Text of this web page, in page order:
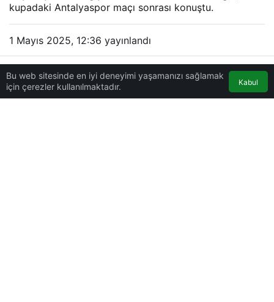
kupadaki Antalyaspor maçı sonrası konuştu.
1 Mayıs 2025, 12:36 yayınlandı
Bu web sitesinde en iyi deneyimi yaşamanızı sağlamak
için çerezler kullanılmaktadır.
Kabul